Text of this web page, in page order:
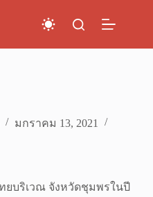
มกราคม 13, 2021
ยบริเวณ จังหวัดชุมพรในปี